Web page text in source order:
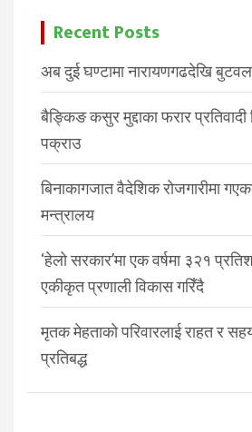
Recent Posts
अब दुई घण्टामा नारायणगढदेखि बुटवल
बैङ्किङ कसुर मुद्दाका फरार
पक्राउ
बिनाकागजात वैदेशिक रोजगारीमा
मन्त्रालय
‘हेलो सरकार’मा एक वर्षमा ३२१
एकीकृत प्रणाली विकास गरिँदै
मृतक मेहताको परिवारलाई राहत र
प्रतिबद्ध